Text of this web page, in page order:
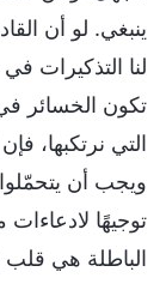
ينبغي. لو أن
لنا التذكيرات
تكون الخسائر
التي نرتكبها،
ويجب أن
توجيهًا
الباطلة هي قلب